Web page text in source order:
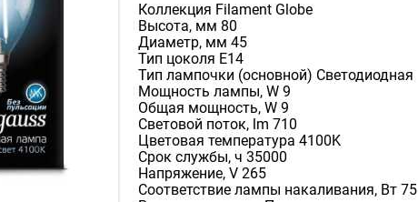
Коллекция Filament Globe
Высота, мм 80
Диаметр, мм 45
Тип цоколя E14
Тип лампочки (основной) Светодиодная
Мощность лампы, W 9
Общая мощность, W 9
Световой поток, lm 710
Цветовая температура 4100K
Срок службы, ч 35000
Напряжение, V 265
Соответствие лампы накаливания, Вт 75